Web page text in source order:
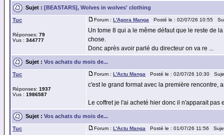
Sujet : [BEASTARS], Wolves in wolves' clothing
Tuc
Réponses: 79
Vus : 344777
Forum : L'Agora Manga Posté le : 02/07/26 10:55
Un tome 8 qui a le même défaut que le reste de
chose.
Donc après avoir parlé du directeur on va re ...
Sujet : Vos achats du mois de...
Tuc
Réponses: 1937
Vus : 1986587
Forum : L'Actu Manga Posté le : 02/07/26 10:30
c'est le grand format avec la première rencontre,
Le coffret je l'ai acheté hier donc il n'apparait pas
Sujet : Vos achats du mois de...
Tuc Forum : L'Actu Manga Posté le : 01/07/26 11:56